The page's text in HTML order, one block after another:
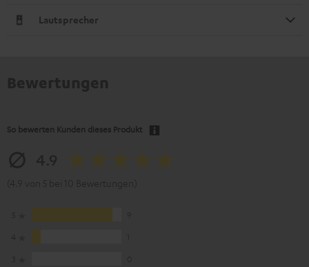
Lautsprecher
So bewerten Kunden dieses Produkt